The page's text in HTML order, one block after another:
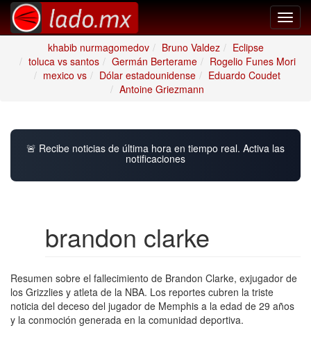
khabib nurmagomedov
Bruno Valdez
Eclipse
toluca vs santos
Germán Berterame
Rogelio Funes Mori
mexico vs
Dólar estadounidense
Eduardo Coudet
Antoine Griezmann
🚨 Recibe noticias de última hora en tiempo real. Activa las
notificaciones
brandon clarke
Resumen sobre el fallecimiento de Brandon Clarke, exjugador de
los Grizzlies y atleta de la NBA. Los reportes cubren la triste
noticia del deceso del jugador de Memphis a la edad de 29 años
y la conmoción generada en la comunidad deportiva.